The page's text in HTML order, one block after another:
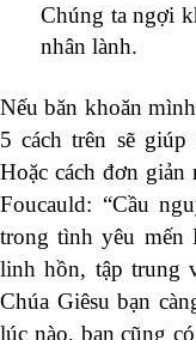
Chúng ta ngợi
nhân lành.
Nếu băn khoăn
5 cách trên sẽ
Hoặc cách đơn giản
Foucauld: “Cầu
trong tình yêu mến
linh hồn, tập trung
Chúa Giêsu bạn
lúc nào, bạn cũng